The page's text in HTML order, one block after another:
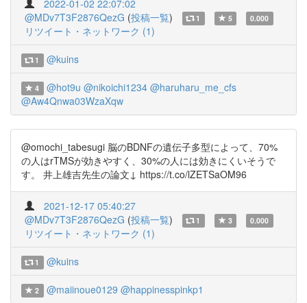
2022-01-02 22:07:02
@MDv7T3F2876QezG (投稿一覧) 1 5 0.000
リツイート・ネットワーク (1)
1 @kuins
4 @hot9u @nikoichi1234 @haruharu_me_cfs
@Aw4Qnwa03WzaXqw
@omochi_tabesugi 脳のBDNFの遺伝子多型によって、70%
の人はrTMSが効きやすく、30%の人には効きにくいそうで
す。 井上雄吉先生の論文↓ https://t.co/lZETSaOM96
2021-12-17 05:40:27
@MDv7T3F2876QezG (投稿一覧) 1 3 0.000
リツイート・ネットワーク (1)
1 @kuins
2 @maiinoue0129 @happinesspinkp1